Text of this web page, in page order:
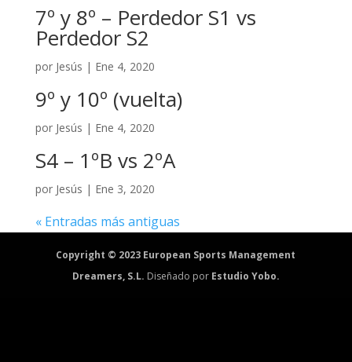
7º y 8º – Perdedor S1 vs
Perdedor S2
por Jesús | Ene 4, 2020
9º y 10º (vuelta)
por Jesús | Ene 4, 2020
S4 – 1ºB vs 2ºA
por Jesús | Ene 3, 2020
« Entradas más antiguas
Copyright © 2023 European Sports Management
Dreamers, S.L. Diseñado por Estudio Yobo.